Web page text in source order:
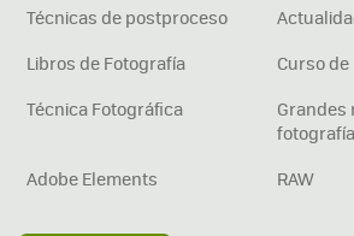
Técnicas de postproceso
Libros de Fotografía
Curso
Técnica Fotográfica
Grandes
fotografía
Adobe Elements
RAW